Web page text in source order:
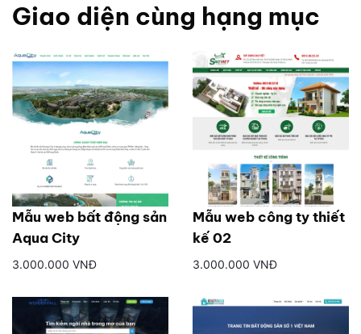
Giao diện cùng hạng mục
Mẫu web bất động sản
Aqua City
3.000.000 VNĐ
Mẫu web công ty thiết
kế 02
3.000.000 VNĐ